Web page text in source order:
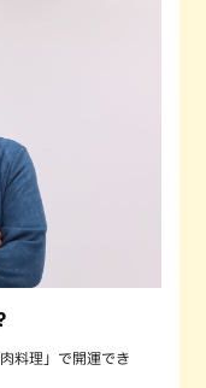
料理」で開運でき